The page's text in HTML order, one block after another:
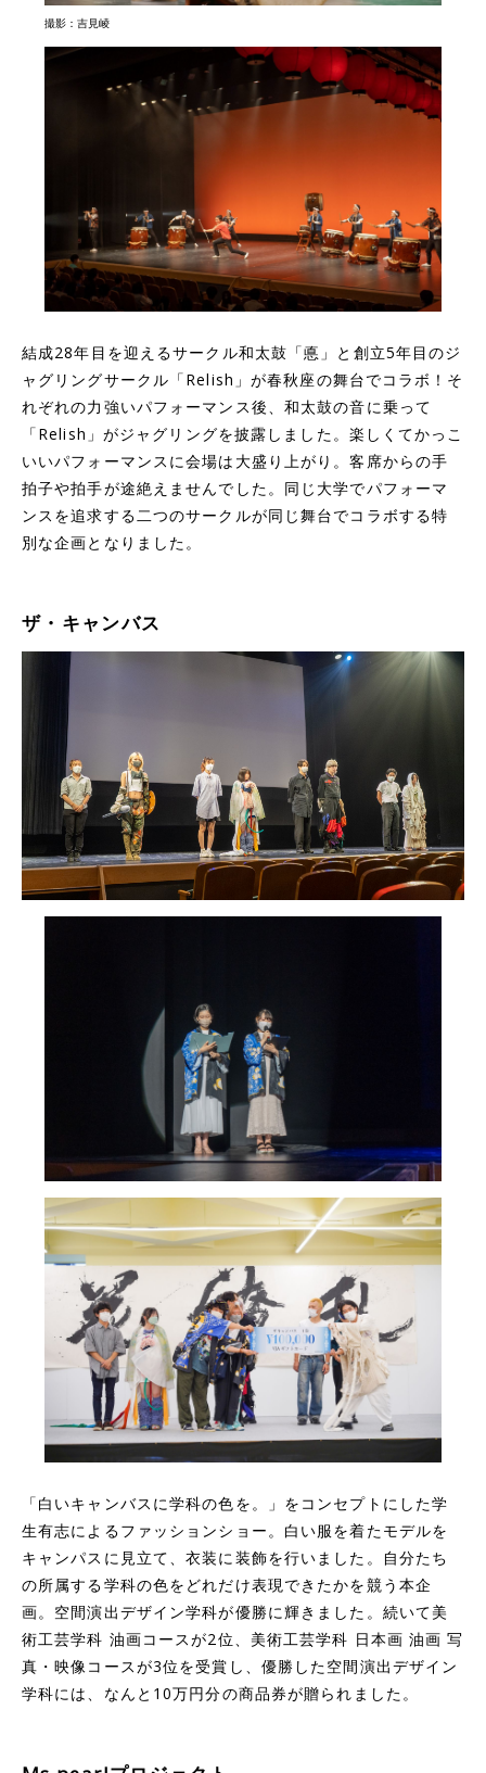
撮影：吉見崚
結成28年目を迎えるサークル和太鼓「悳」と創立5年目のジ
ャグリングサークル「Relish」が春秋座の舞台でコラボ！そ
れぞれの力強いパフォーマンス後、和太鼓の音に乗って
「Relish」がジャグリングを披露しました。楽しくてかっこ
いいパフォーマンスに会場は大盛り上がり。客席からの手
拍子や拍手が途絶えませんでした。同じ大学でパフォーマ
ンスを追求する二つのサークルが同じ舞台でコラボする特
別な企画となりました。
ザ・キャンバス
「白いキャンバスに学科の色を。」をコンセプトにした学
生有志によるファッションショー。白い服を着たモデルを
キャンパスに見立て、衣装に装飾を行いました。自分たち
の所属する学科の色をどれだけ表現できたかを競う本企
画。空間演出デザイン学科が優勝に輝きました。続いて美
術工芸学科 油画コースが2位、美術工芸学科 日本画 油画 写
真・映像コースが3位を受賞し、優勝した空間演出デザイン
学科には、なんと10万円分の商品券が贈られました。